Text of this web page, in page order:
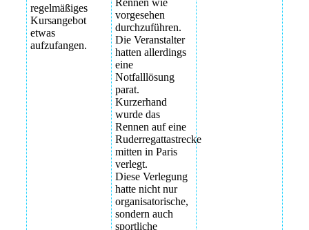
regelmäßiges
Kursangebot
etwas
aufzufangen.
Rennen wie
vorgesehen
durchzuführen.
Die Veranstalter
hatten allerdings
eine
Notfalllösung
parat.
Kurzerhand
wurde das
Rennen auf eine
Ruderregattastrecke
mitten in Paris
verlegt.
Diese Verlegung
hatte nicht nur
organisatorische,
sondern auch
sportliche